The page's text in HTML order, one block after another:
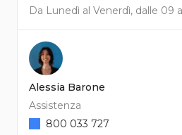
Da Lunedì al Venerdì, dalle 09
Alessia Barone
Assistenza
800 033 727